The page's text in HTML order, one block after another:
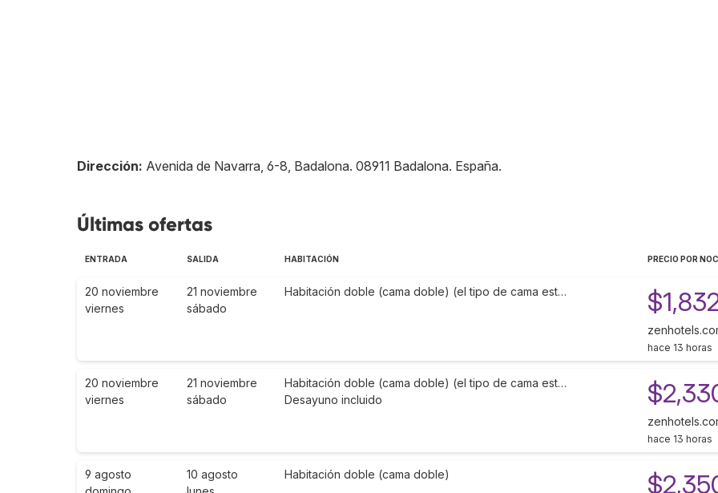
Dirección: Avenida de Navarra, 6-8, Badalona. 08911 Badalona. España.
Últimas ofertas
ENTRADA SALIDA HABITACIÓN PRECIO POR
20 noviembre
viernes
21 noviembre
sábado
Habitación doble (cama doble) (el tipo de cama est…
hace 13 horas
20 noviembre
viernes
21 noviembre
sábado
Habitación doble (cama doble) (el tipo de cama est…
Desayuno incluido
hace 13 horas
9 agosto
10 agosto
Habitación doble (cama doble)